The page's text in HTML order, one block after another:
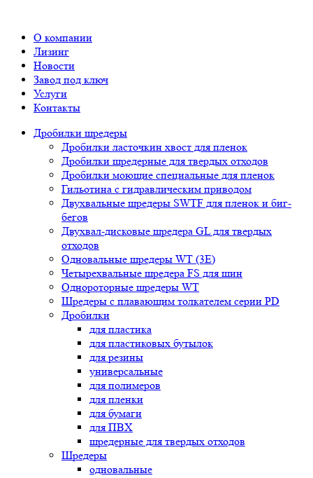
О компании
Лизинг
Новости
Завод под ключ
Услуги
Контакты
Дробилки шредеры
Дробилки ласточкин хвост для пленок
Дробилки шредерные для твердых отходов
Дробилки моющие специальные для пленок
Гильотина с гидравлическим приводом
Двухвальные шредеры SWTF для пленок и биг-
бегов
Двухвал-дисковые шредера GL для твердых
отходов
Одновальные шредеры WT (3E)
Четырехвальные шредера FS для шин
Однороторные шредеры WT
Шредеры с плавающим толкателем серии PD
Дробилки
для пластика
для пластиковых бутылок
для резины
универсальные
для полимеров
для пленки
для бумаги
для ПВХ
шредерные для твердых отходов
Шредеры
одновальные